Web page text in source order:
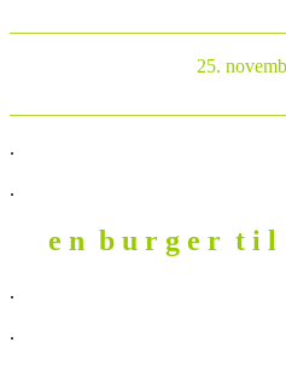
25.
.
.
e n b u r g e r t i l
.
.